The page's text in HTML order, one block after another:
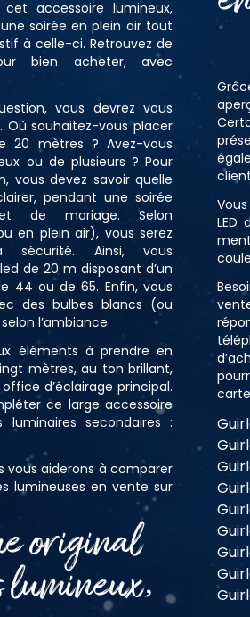
accessoire lumineux,
soirée en plein air tout
à celle-ci. Retrouvez de
bien acheter, avec
vous devrez vous
Où souhaitez-vous placer
20 mètres ? Avez-vous
ou de plusieurs ? Pour
vous devez savoir quelle
pendant une soirée
de mariage. Selon
en plein air), vous serez
Ainsi, vous
de 20 m disposant d’un
44 ou de 65. Enfin, vous
des bulbes blancs (ou
l’ambiance.
éléments à prendre en
mètres, au ton brillant,
d’éclairage principal.
ce large accessoire
secondaires :
vous aiderons à comparer
lumineuses en vente sur
original
lumineux,
LED